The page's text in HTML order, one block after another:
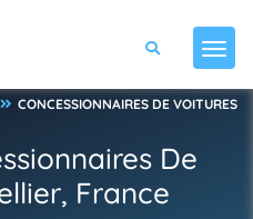
CONCESSIONNAIRES DE VOITURES
De
France